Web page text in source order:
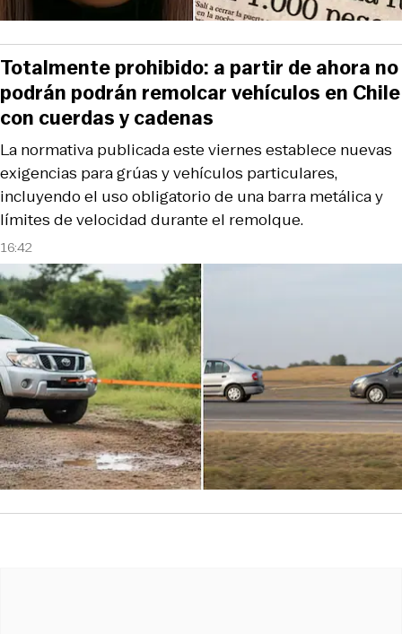
16:42
La normativa publicada este viernes establece nuevas
exigencias para grúas y vehículos particulares,
incluyendo el uso obligatorio de una barra metálica y
límites de velocidad durante el remolque.
Totalmente prohibido: a partir de ahora no
podrán podrán remolcar vehículos en Chile
con cuerdas y cadenas